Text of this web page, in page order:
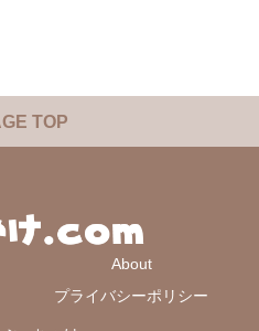
TOP
About
プライバシーポリシー